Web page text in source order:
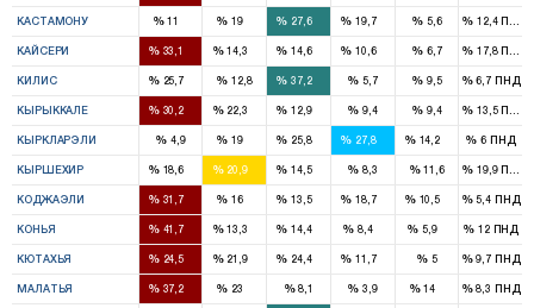
КАСТАМОНУ %11 % 19 % 27,6 %19,7 % 5,6 %12,4ПНД
КАЙСЕРИ %33,1 %14,3 % 14,6 %10,6 % 6,7 %17,8ПНД
КИЛИС %25,7 % 12,8 % 37,2 % 5,7 % 9,5 %6,7 ПНД
КЫРЫККАЛЕ %30,2 %22,3 % 12,9 % 9,4 % 9,4 %13,5ПНД
КЫРКЛАРЭЛИ % 4,9 % 19 % 25,8 %27,8 %14,2 % 6ПНД
КЫРШЕХИР %18,6 %20,9 % 14,5 % 8,3 %11,6 %19,9ПНД
КОДЖАЭЛИ %31,7 % 16 % 13,5 %18,7 %10,5 %5,4 ПНД
КОНЬЯ %41,7 %13,3 % 14,4 % 8,4 % 5,9 %12 ПНД
КЮТАХЬЯ %24,5 %21,9 % 24,4 %11,7 %5 %9,7 ПНД
МАЛАТЬЯ %37,2 % 23 %8,1 % 3,9 %14 %8,3 ПНД